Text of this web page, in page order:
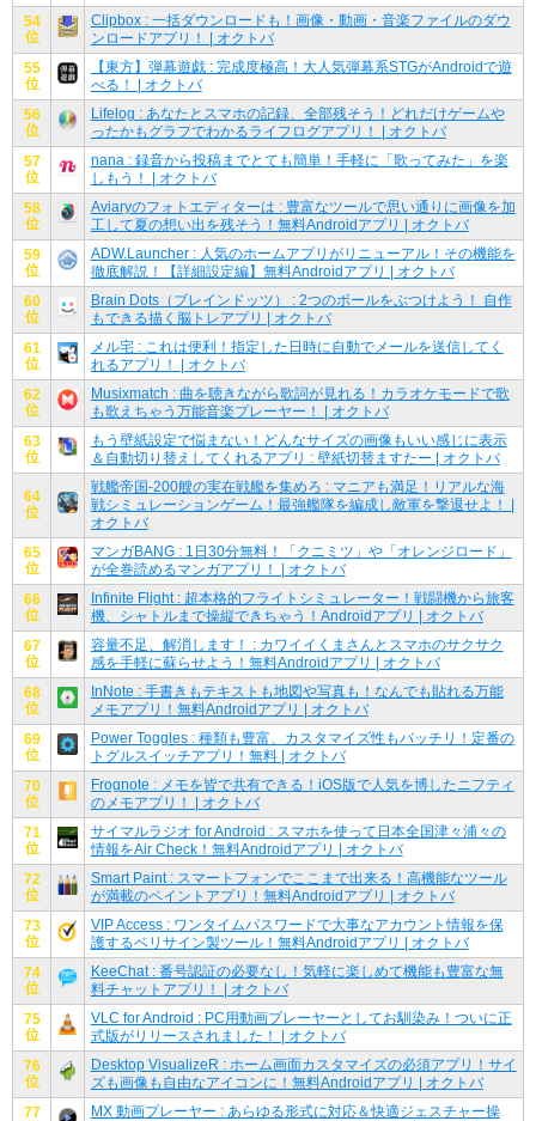
54
位
Clipbox : 一括ダウンロードも！画像・動画・音楽ファイルのダウ
ンロードアプリ！ | オクトバ
55
位
【東方】弾幕遊戯 : 完成度極高！大人気弾幕系STGがAndroidで遊
べる！ | オクトバ
56
位
Lifelog : あなたとスマホの記録、全部残そう！どれだけゲームや
ったかもグラフでわかるライフログアプリ！ | オクトバ
57
位
nana : 録音から投稿までとても簡単！手軽に「歌ってみた」を楽
しもう！ | オクトバ
58
位
Aviaryのフォトエディターは : 豊富なツールで思い通りに画像を加
工して夏の想い出を残そう！無料Androidアプリ | オクトバ
59
位
ADW.Launcher : 人気のホームアプリがリニューアル！その機能を
徹底解説！【詳細設定編】無料Androidアプリ | オクトバ
60
位
Brain Dots（ブレインドッツ） : 2つのボールをぶつけよう！ 自作
もできる描く脳トレアプリ | オクトバ
61
位
メル宅 : これは便利！指定した日時に自動でメールを送信してく
れるアプリ！ | オクトバ
62
位
Musixmatch : 曲を聴きながら歌詞が見れる！カラオケモードで歌
も歌えちゃう万能音楽プレーヤー！ | オクトバ
63
位
もう壁紙設定で悩まない！どんなサイズの画像もいい感じに表示
＆自動切り替えしてくれるアプリ : 壁紙切替ますたー | オクトバ
64
位
戦艦帝国-200艘の実在戦艦を集めろ : マニアも満足！リアルな海
戦シミュレーションゲーム！最強艦隊を編成し敵軍を撃退せよ！ |
オクトバ
65
位
マンガBANG : 1日30分無料！「クニミツ」や「オレンジロード」
が全巻読めるマンガアプリ！ | オクトバ
66
位
Infinite Flight : 超本格的フライトシミュレーター！戦闘機から旅客
機、シャトルまで操縦できちゃう！Androidアプリ | オクトバ
67
位
容量不足、解消します！ : カワイイくまさんとスマホのサクサク
感を手軽に蘇らせよう！無料Androidアプリ | オクトバ
68
位
InNote : 手書きもテキストも地図や写真も！なんでも貼れる万能
メモアプリ！無料Androidアプリ | オクトバ
69
位
Power Toggles : 種類も豊富、カスタマイズ性もバッチリ！定番の
トグルスイッチアプリ！無料 | オクトバ
70
位
Frognote : メモを皆で共有できる！iOS版で人気を博したニフティ
のメモアプリ！ | オクトバ
71
位
サイマルラジオ for Android : スマホを使って日本全国津々浦々の
情報をAir Check！無料Androidアプリ | オクトバ
72
位
Smart Paint : スマートフォンでここまで出来る！高機能なツール
が満載のペイントアプリ！無料Androidアプリ | オクトバ
73
位
VIP Access : ワンタイムパスワードで大事なアカウント情報を保
護するベリサイン製ツール！無料Androidアプリ | オクトバ
74
位
KeeChat : 番号認証の必要なし！気軽に楽しめて機能も豊富な無
料チャットアプリ！ | オクトバ
75
位
VLC for Android : PC用動画プレーヤーとしてお馴染み！ついに正
式版がリリースされました！ | オクトバ
76
位
Desktop VisualizeR : ホーム画面カスタマイズの必須アプリ！サイ
ズも画像も自由なアイコンに！無料Androidアプリ | オクトバ
77
MX 動画プレーヤー : あらゆる形式に対応＆快適ジェスチャー操